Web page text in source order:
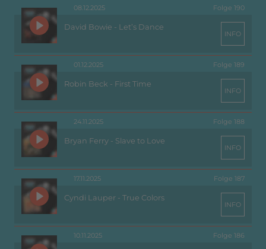
08.12.2025 Folge 190
David Bowie - Let’s Dance
INFO
01.12.2025 Folge 189
Robin Beck - First Time
INFO
24.11.2025 Folge 188
Bryan Ferry - Slave to Love
INFO
17.11.2025 Folge 187
Cyndi Lauper - True Colors
INFO
10.11.2025 Folge 186